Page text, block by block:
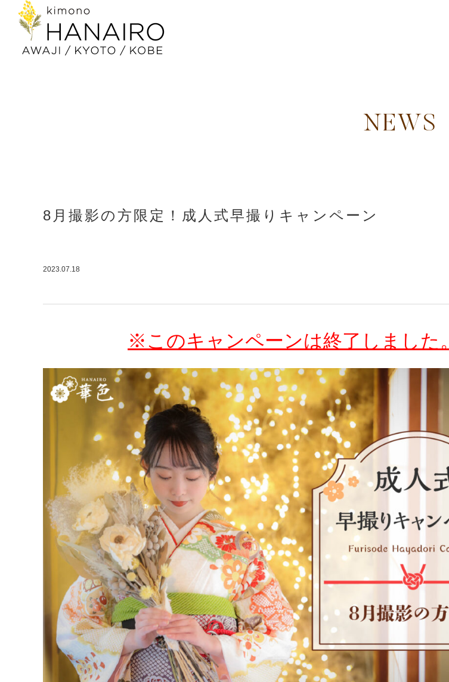
NEWS
8月撮影の方限定！成人式早撮りキャンペーン
2023.07.18
※このキャンペーンは終了しました。